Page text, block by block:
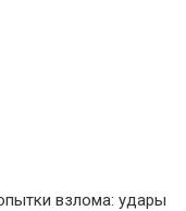
взлома: удары